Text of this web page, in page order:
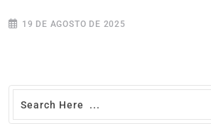
19 DE AGOSTO DE 2025